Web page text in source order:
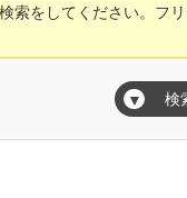
索をしてください。フ
▼ 検